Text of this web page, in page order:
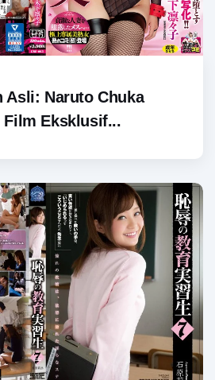
Asli: Naruto Chuka
Film Eksklusif...